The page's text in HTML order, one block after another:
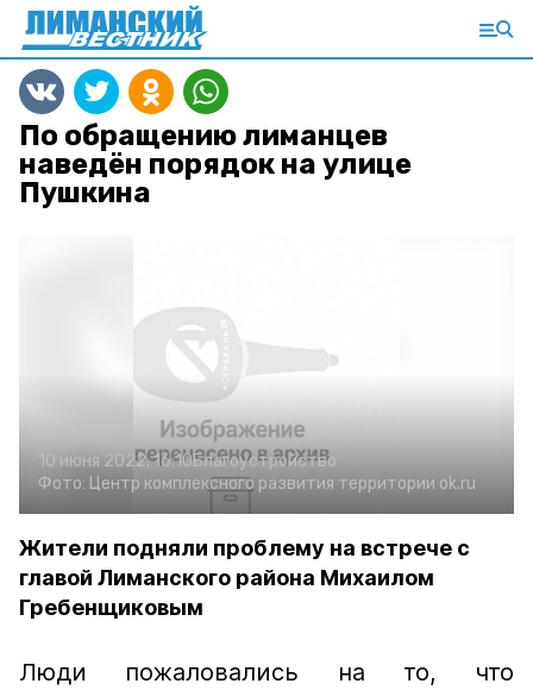
По обращению лиманцев
наведён порядок на улице
Пушкина
10 июня 2022, 16:10Благоустройство
Фото: Центр комплексного развития территории ok.ru
Жители подняли проблему на встрече с
главой Лиманского района Михаилом
Гребенщиковым
Люди пожаловались на то, что